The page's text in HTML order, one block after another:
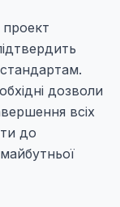
дозволи
всіх
до